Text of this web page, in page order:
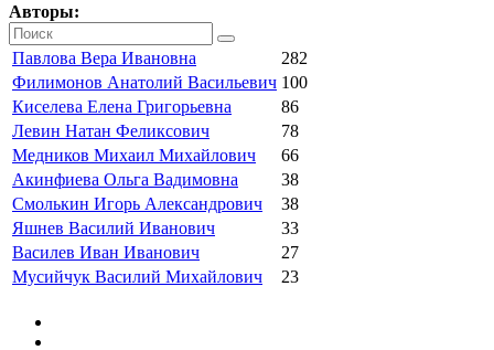
Авторы:
Павлова Вера Ивановна
282
Филимонов Анатолий Васильевич 100
Киселева Елена Григорьевна
86
Левин Натан Феликсович
78
Медников Михаил Михайлович
66
Акинфиева Ольга Вадимовна
38
Смолькин Игорь Александрович
38
Яшнев Василий Иванович
33
Василев Иван Иванович
27
Мусийчук Василий Михайлович
23